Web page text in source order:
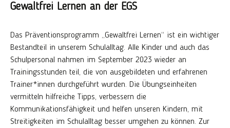
Gewaltfrei Lernen an der EGS
Das Präventionsprogramm „Gewaltfrei Lernen“ ist ein wichtiger
Bestandteil in unserem Schulalltag. Alle Kinder und auch das
Schulpersonal nahmen im September 2023 wieder an
Trainingsstunden teil, die von ausgebildeten und erfahrenen
Trainer*innen durchgeführt wurden. Die Übungseinheiten
vermitteln hilfreiche Tipps, verbessern die
Kommunikationsfähigkeit und helfen unseren Kindern, mit
Streitigkeiten im Schulalltag besser umgehen zu können. Zur